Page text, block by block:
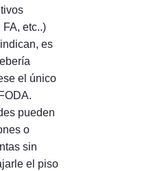
etc..)
es
el único
pueden
o
sin
el piso